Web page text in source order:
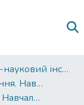
Навчально-науковий інститут агротехнологій, селекції та екології
Друковані видання. Навчально-науковий інститут агротехнологій, селекції та екології
Фахові видання. Навчально-науковий інститут агротехнологій, селекції та екології